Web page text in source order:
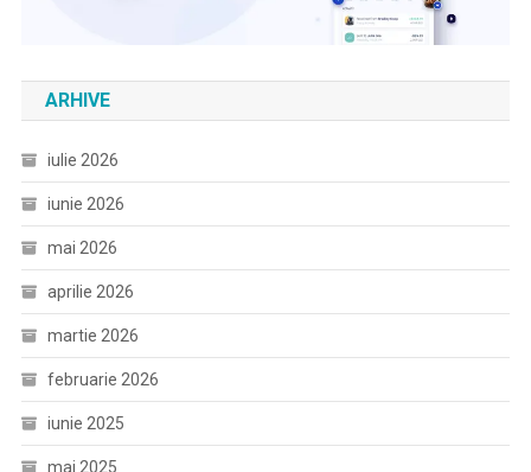
ARHIVE
iulie 2026
iunie 2026
mai 2026
aprilie 2026
martie 2026
februarie 2026
iunie 2025
mai 2025